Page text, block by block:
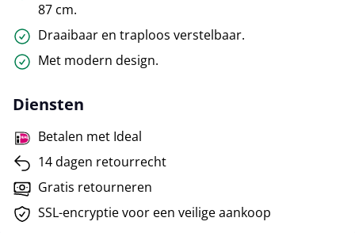
87 cm.
Draaibaar en traploos verstelbaar.
Met modern design.
Diensten
Betalen met Ideal
14 dagen retourrecht
Gratis retourneren
SSL-encryptie voor een veilige aankoop